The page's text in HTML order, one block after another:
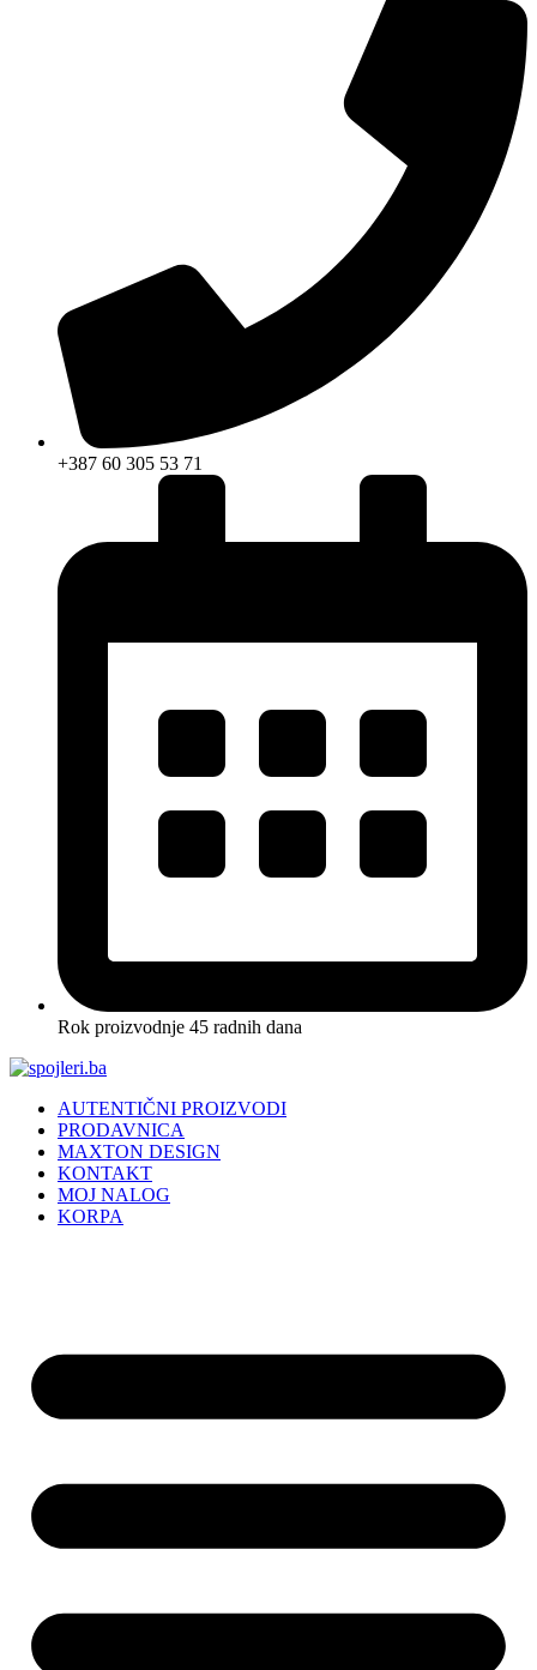
+387 60 305 53 71
Rok proizvodnje 45 radnih dana
AUTENTIČNI PROIZVODI
PRODAVNICA
MAXTON DESIGN
KONTAKT
MOJ NALOG
KORPA